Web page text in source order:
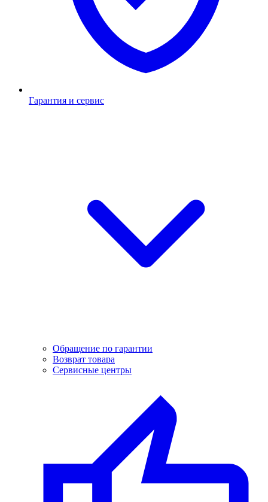
Гарантия и сервис
Обращение по гарантии
Возврат товара
Сервисные центры